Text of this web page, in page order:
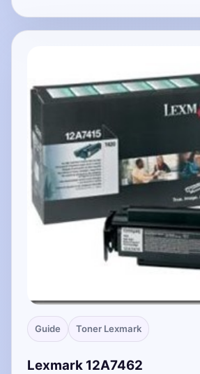
Guide Toner Lexmark
Lexmark 12A7462